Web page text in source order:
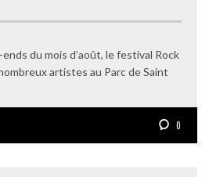
du mois d’août, le festival Rock
artistes au Parc de Saint
0